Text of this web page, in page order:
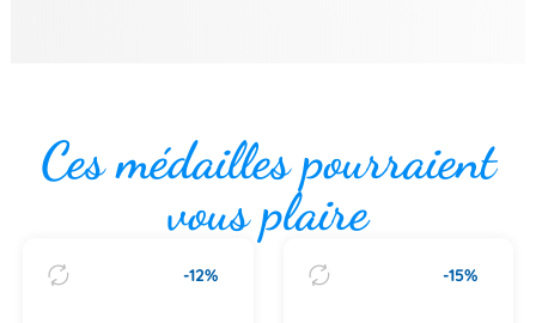
Ces médailles pourraient
vous plaire
-12% -15%